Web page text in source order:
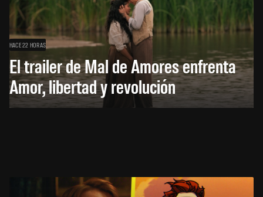
HACE 22 HORAS
El trailer de Mal de Amores enfrenta
Amor, libertad y revolución